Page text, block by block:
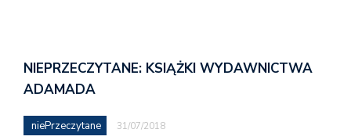
NIEPRZECZYTANE: KSIĄŻKI WYDAWNICTWA
ADAMADA
niePrzeczytane 31/07/2018